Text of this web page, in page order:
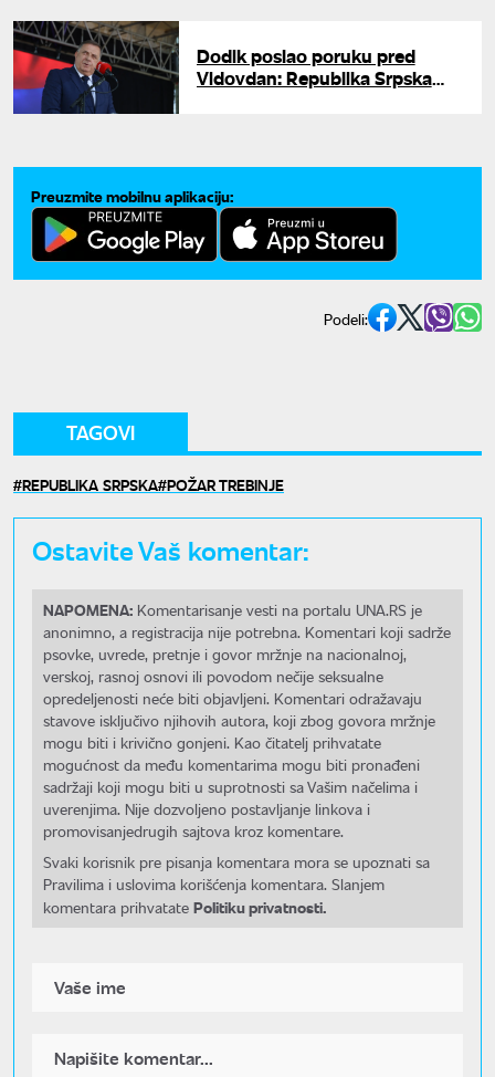
Dodik poslao poruku pred
Vidovdan: Republika Srpska
Preuzmite mobilnu aplikaciju:
Podeli:
TAGOVI
REPUBLIKA SRPSKA POŽAR TREBINJE
Ostavite Vaš komentar:
NAPOMENA: Komentarisanje vesti na portalu UNA.RS je
anonimno, a registracija nije potrebna. Komentari koji sadrže
psovke, uvrede, pretnje i govor mržnje na nacionalnoj,
verskoj, rasnoj osnovi ili povodom nečije seksualne
opredeljenosti neće biti objavljeni. Komentari odražavaju
stavove isključivo njihovih autora, koji zbog govora mržnje
mogu biti i krivično gonjeni. Kao čitatelj prihvatate
mogućnost da među komentarima mogu biti pronađeni
sadržaji koji mogu biti u suprotnosti sa Vašim načelima i
uverenjima. Nije dozvoljeno postavljanje linkova i
promovisanjedrugih sajtova kroz komentare.
Svaki korisnik pre pisanja komentara mora se upoznati sa
Pravilima i uslovima korišćenja komentara. Slanjem
komentara prihvatate Politiku privatnosti.